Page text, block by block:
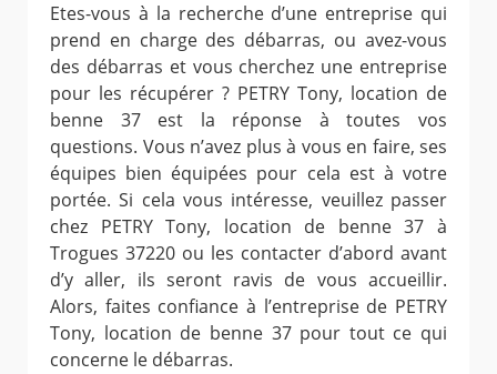
Etes-vous à la recherche d’une entreprise qui
prend en charge des débarras, ou avez-vous
des débarras et vous cherchez une entreprise
pour les récupérer ? PETRY Tony, location de
benne 37 est la réponse à toutes vos
questions. Vous n’avez plus à vous en faire, ses
équipes bien équipées pour cela est à votre
portée. Si cela vous intéresse, veuillez passer
chez PETRY Tony, location de benne 37 à
Trogues 37220 ou les contacter d’abord avant
d’y aller, ils seront ravis de vous accueillir.
Alors, faites confiance à l’entreprise de PETRY
Tony, location de benne 37 pour tout ce qui
concerne le débarras.